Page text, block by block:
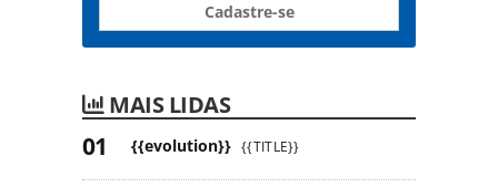
Cadastre-se
MAIS LIDAS
{{evolution}} {{TITLE}}